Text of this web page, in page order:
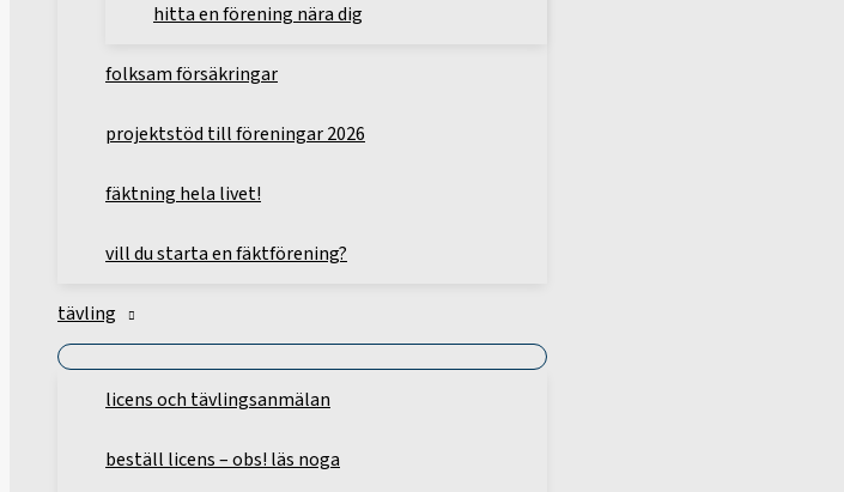
hitta en förening nära dig
folksam försäkringar
projektstöd till föreningar 2026
fäktning hela livet!
vill du starta en fäktförening?
tävling
licens och tävlingsanmälan
beställ licens – obs! läs noga